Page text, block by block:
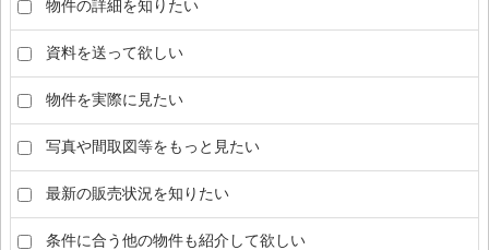
物件の詳細を知りたい
資料を送って欲しい
物件を実際に見たい
写真や間取図等をもっと見たい
最新の販売状況を知りたい
条件に合う他の物件も紹介して欲しい